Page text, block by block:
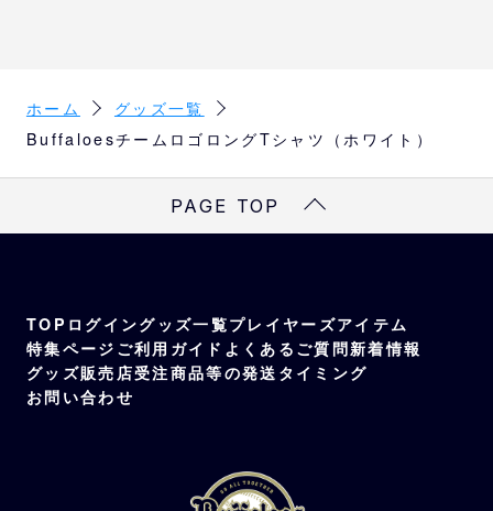
ホーム
グッズ一覧
BuffaloesチームロゴロングTシャツ（ホワイト）
PAGE TOP
TOP ログイングッズ一覧プレイヤーズアイテム
特集ページ ご利用ガイド よくあるご質問新着情報
グッズ販売店受注商品等の発送タイミング
お問い合わせ